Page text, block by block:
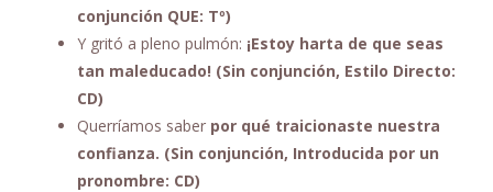
conjunción QUE: Tº)
Y gritó a pleno pulmón: ¡Estoy harta de que seas
tan maleducado! (Sin conjunción, Estilo Directo:
CD)
Querríamos saber por qué traicionaste nuestra
confianza. (Sin conjunción, Introducida por un
pronombre: CD)